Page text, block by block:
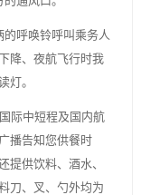
呼唤铃呼叫乘务人
降、夜航飞行时我
灯。
际中短程及国内航
播告知您供餐时
提供饮料、酒水、
刀、叉、勺外均为